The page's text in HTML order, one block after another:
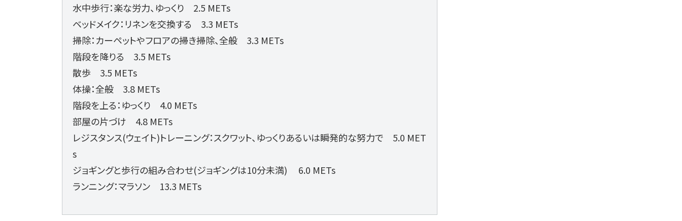
水中歩行：楽な労力、ゆっくり 2.5 METs
ベッドメイク：リネンを交換する 3.3 METs
掃除：カーペットやフロアの掃き掃除、全般 3.3 METs
階段を降りる 3.5 METs
散歩 3.5 METs
体操：全般 3.8 METs
階段を上る：ゆっくり 4.0 METs
部屋の片づけ 4.8 METs
レジスタンス(ウェイト)トレーニング：スクワット、ゆっくりあるいは瞬発的な努力で 5.0 MET
s
ジョギングと歩行の組み合わせ(ジョギングは10分未満) 6.0 METs
ランニング：マラソン 13.3 METs